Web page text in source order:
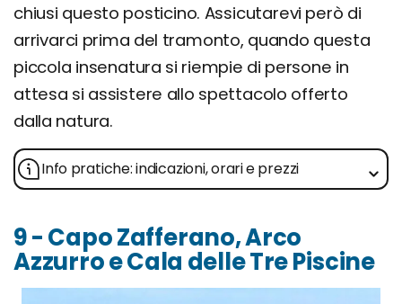
chiusi questo posticino. Assicutarevi però di
arrivarci prima del tramonto, quando questa
piccola insenatura si riempie di persone in
attesa si assistere allo spettacolo offerto
dalla natura.
Info pratiche: indicazioni, orari e prezzi
9 - Capo Zafferano, Arco
Azzurro e Cala delle Tre Piscine